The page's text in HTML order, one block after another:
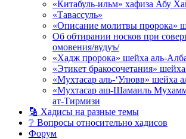
«Китабуль-ильм» хафиза Абу
«Тавассуль»
«Описание молитвы пророка»
Об обтирании носков при
омовения/вудуъ/
«Хадж пророка» шейха аль-
«Этикет бракосочетания»
«Мухтасар аль-‘Улювв» шейха
«Мухтасар аш-Шамаиль
ат-Тирмизи
🔡 Хадисы на разные темы
❔ Вопросы относительно хадисов
Форум